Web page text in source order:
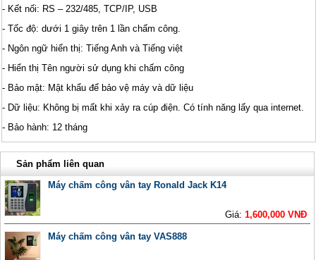
- Kết nối: RS – 232/485, TCP/IP, USB
- Tốc độ: dưới 1 giây trên 1 lần chấm công.
- Ngôn ngữ hiển thị: Tiếng Anh và Tiếng việt
- Hiển thị Tên người sử dụng khi chấm công
- Bảo mật: Mật khẩu để bảo vệ máy và dữ liệu
- Dữ liệu: Không bị mất khi xảy ra cúp điện. Có tính năng lấy qua internet.
- Bảo hành: 12 tháng
Sản phẩm liên quan
Máy chấm công vân tay Ronald Jack K14
Giá:1,600,000 VNĐ
Máy chấm công vân tay VAS888